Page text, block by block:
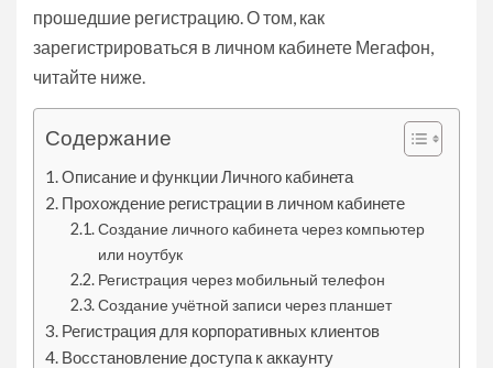
прошедшие регистрацию. О том, как
зарегистрироваться в личном кабинете Мегафон,
читайте ниже.
Содержание
Описание и функции Личного кабинета
Прохождение регистрации в личном кабинете
Создание личного кабинета через компьютер
или ноутбук
Регистрация через мобильный телефон
Создание учётной записи через планшет
Регистрация для корпоративных клиентов
Восстановление доступа к аккаунту